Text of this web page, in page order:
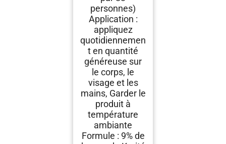
personnes)
Application :
appliquez
quotidiennemen
t en quantité
généreuse sur
le corps, le
visage et les
mains, Garder le
produit à
température
ambiante
Formule : 9% de